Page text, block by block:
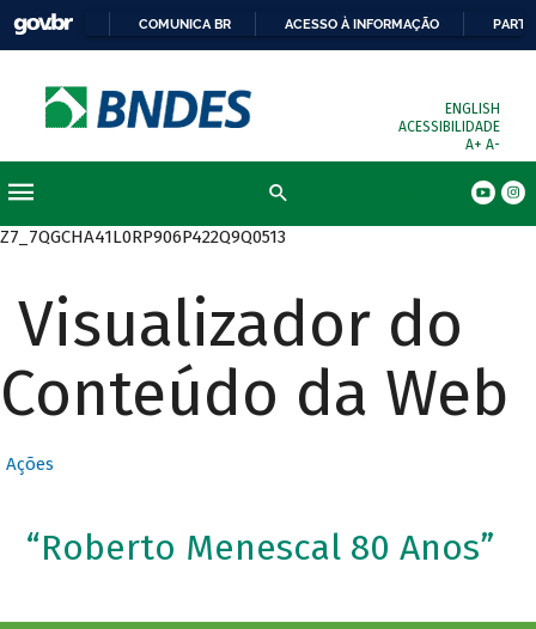
COMUNICA BR ACESSO À INFORMAÇÃO
ENGLISH
ACESSIBILIDADE
A+ A-
Z7_7QGCHA41L0RP906P422Q9Q0513
Visualizador do
Conteúdo da Web
Ações
“Roberto Menescal 80 Anos”